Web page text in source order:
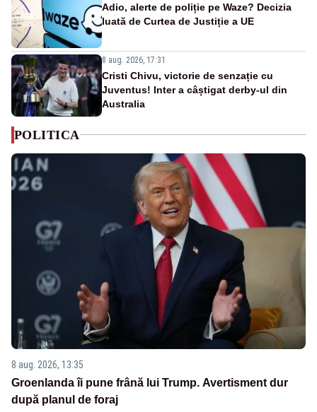
Adio, alerte de poliție pe Waze? Decizia
luată de Curtea de Justiție a UE
8 aug. 2026, 17:31
Cristi Chivu, victorie de senzație cu
Juventus! Inter a câștigat derby-ul din
Australia
POLITICA
8 aug. 2026, 13:35
Groenlanda îi pune frână lui Trump. Avertisment dur
după planul de foraj